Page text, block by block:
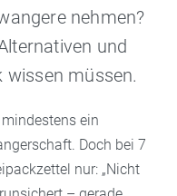
nehmen?
und
wissen müssen.
ein
Doch bei 7
nur: „Nicht